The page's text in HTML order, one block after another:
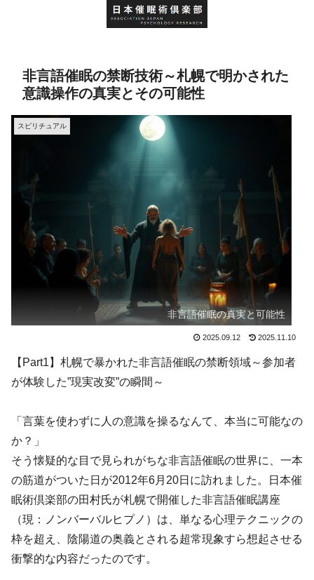
非言語催眠の禁断技術～札幌で明かされた
意識操作の真実とその可能性
スピリチュアル
非言語催眠の真実と可能性
2025.09.12 2025.11.10
【Part1】札幌で暴かれた非言語催眠の禁断領域～参加者
が体験した”現実改変”の瞬間～
「言葉を使わずに人の意識を操るなんて、本当に可能なの
か？」
そう懐疑的な目で見られがちな非言語催眠の世界に、一本
の筋道がついた日が2012年6月20日に訪れました。日本催
眠術倶楽部の田村氏が札幌で開催した非言語催眠講座
（現：ノンバーバルヒプノ）は、単なる心理テクニックの
枠を超え、陰陽道の奥義とされる超常現象すら想起させる
衝撃的な内容だったのです。